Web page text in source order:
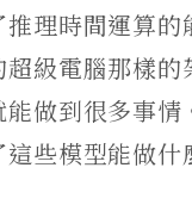
理時間運算的
級電腦那樣的
做到很多事情
些模型能做什